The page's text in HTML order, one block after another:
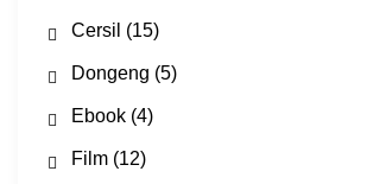
Cersil (15)
Dongeng (5)
Ebook(4)
Film(12)